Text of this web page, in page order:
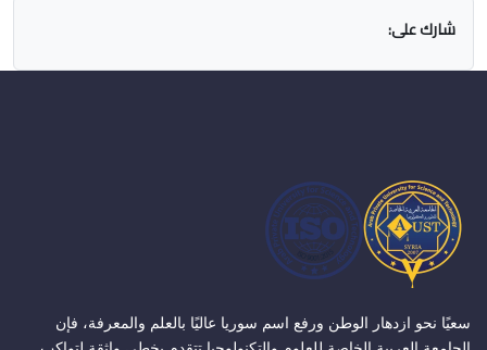
شارك على:
سعيًا نحو ازدهار الوطن ورفع اسم سوريا عاليًا بالعلم والمعرفة، فإن